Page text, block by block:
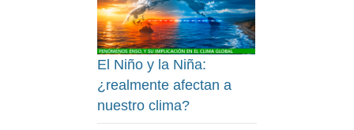
El Niño y la Niña:
¿realmente afectan a
nuestro clima?